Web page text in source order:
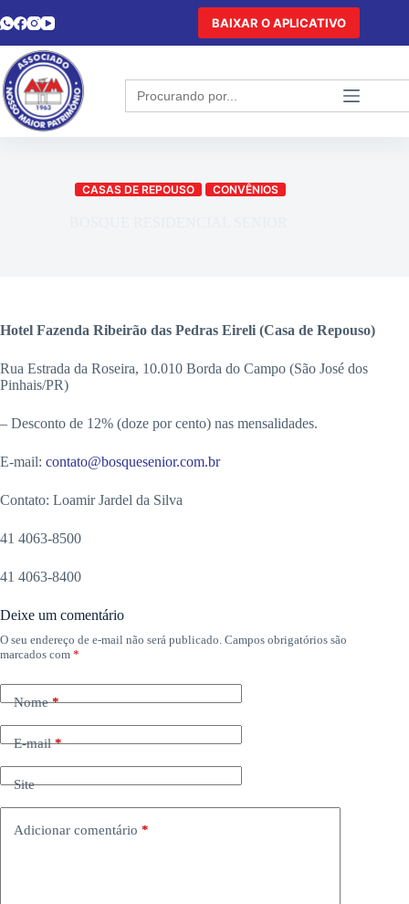
BAIXAR O APLICATIVO
Search
for:
CASAS DE REPOUSO CONVÊNIOS
Hotel Fazenda Ribeirão das Pedras Eireli (Casa de Repouso)
Rua Estrada da Roseira, 10.010 Borda do Campo (São José dos
Pinhais/PR)
– Desconto de 12% (doze por cento) nas mensalidades.
E-mail: contato@bosquesenior.com.br
Contato: Loamir Jardel da Silva
41 4063-8500
41 4063-8400
Deixe um comentário
O seu endereço de e-mail não será publicado. Campos obrigatórios são
marcados com *
Nome*
E-mail*
Site
Adicionar comentário *